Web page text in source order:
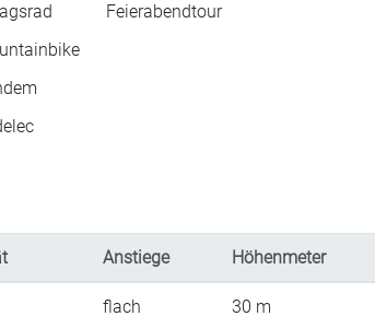
Feierabendtour
Anstiege Höhenmeter
flach 30 m